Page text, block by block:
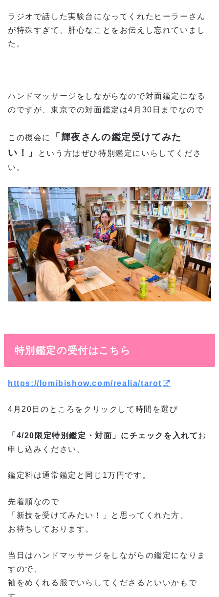
ラジオで話した実験台になってくれたヒーラーさん
が特殊すぎて、肝心なことをお伝えし忘れていまし
た。
ハンドマッサージをしながらなので対面鑑定になる
のですが、東京での対面鑑定は4月30日までなので
この機会に
「輝夜さんの鑑定受けてみた
い！」
という方はぜひ特別鑑定にいらしてくださ
い。
特別鑑定の受付はこちら
https://lomibishow.com/realia/tarot
4月20日のところをクリックして時間を選び
「4/20限定特別鑑定・対面」にチェックを入れてお
申し込みください。
鑑定料は通常鑑定と同じ1万円です。
先着順なので
「新技を受けてみたい！」と思ってくれた方、
お待ちしております。
当日はハンドマッサージをしながらの鑑定になりま
すので、
袖をめくれる服でいらしてくださるといいかもで